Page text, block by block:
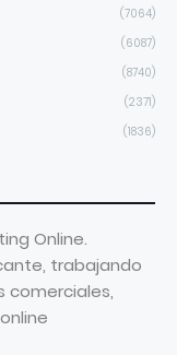
(7064)
(6087)
(8740)
(2371)
(1836)
Online.
trabajando
comerciales,